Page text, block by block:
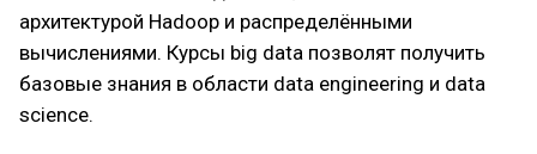
архитектурой Hadoop и распределёнными
вычислениями. Курсы big data позволят получить
базовые знания в области data engineering и data
science.